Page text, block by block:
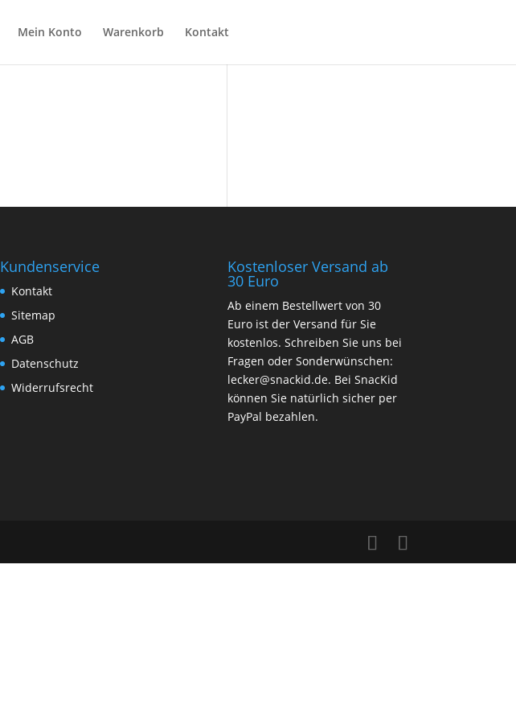
Mein Konto Warenkorb Kontakt
Kundenservice
Kontakt
Sitemap
AGB
Datenschutz
Widerrufsrecht
Kostenloser Versand ab
30 Euro
Ab einem Bestellwert von 30
Euro ist der Versand für Sie
kostenlos. Schreiben Sie uns bei
Fragen oder Sonderwünschen:
lecker@snackid.de. Bei SnacKid
können Sie natürlich sicher per
PayPal bezahlen.